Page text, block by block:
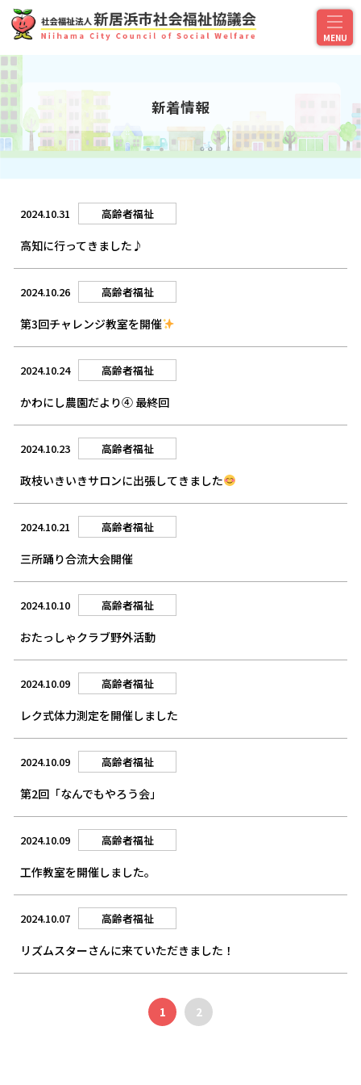
新着情報
2024.10.31 高齢者福祉
高知に行ってきました♪
2024.10.26 高齢者福祉
第3回チャレンジ教室を開催
2024.10.24 高齢者福祉
かわにし農園だより④ 最終回
2024.10.23 高齢者福祉
政枝いきいきサロンに出張してきました
2024.10.21 高齢者福祉
三所踊り合流大会開催
2024.10.10 高齢者福祉
おたっしゃクラブ野外活動
2024.10.09 高齢者福祉
レク式体力測定を開催しました
2024.10.09 高齢者福祉
第2回「なんでもやろう会」
2024.10.09 高齢者福祉
工作教室を開催しました。
2024.10.07 高齢者福祉
リズムスターさんに来ていただきました！
1 2